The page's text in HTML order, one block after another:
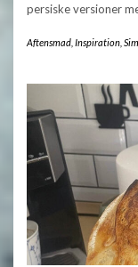
persiske versioner
Aftensmad Inspiration